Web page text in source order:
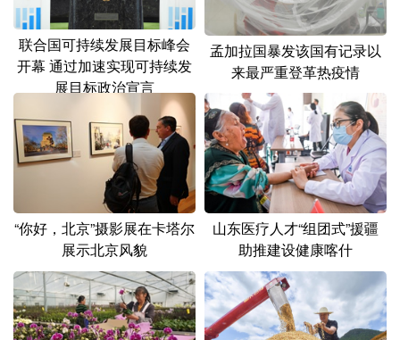
联合国可持续发展目标峰会
开幕 通过加速实现可持续发
展目标政治宣言
孟加拉国暴发该国有记录以
来最严重登革热疫情
“你好，北京”摄影展在卡塔尔
展示北京风貌
山东医疗人才“组团式”援疆
助推建设健康喀什